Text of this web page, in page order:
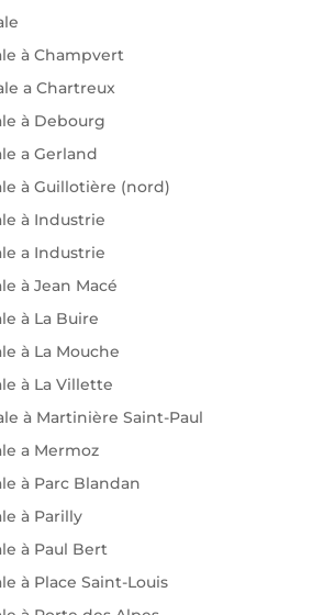
à Champvert
a Chartreux
à Debourg
a Gerland
à Guillotière (nord)
à Industrie
a Industrie
à Jean Macé
à La Buire
à La Mouche
à La Villette
à Martinière Saint-Paul
a Mermoz
à Parc Blandan
à Parilly
à Paul Bert
à Place Saint-Louis